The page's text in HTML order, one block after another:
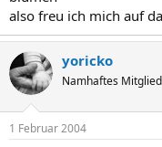
also freu ich mich auf
yoricko
Namhaftes Mitglied
1 Februar 2004